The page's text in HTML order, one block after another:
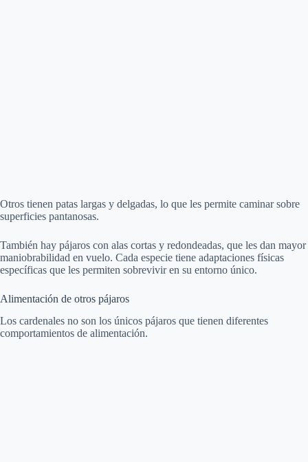
Otros tienen patas largas y delgadas, lo que les permite caminar sobre
superficies pantanosas.
También hay pájaros con alas cortas y redondeadas, que les dan mayor
maniobrabilidad en vuelo. Cada especie tiene adaptaciones físicas
específicas que les permiten sobrevivir en su entorno único.
Alimentación de otros pájaros
Los cardenales no son los únicos pájaros que tienen diferentes
comportamientos de alimentación.